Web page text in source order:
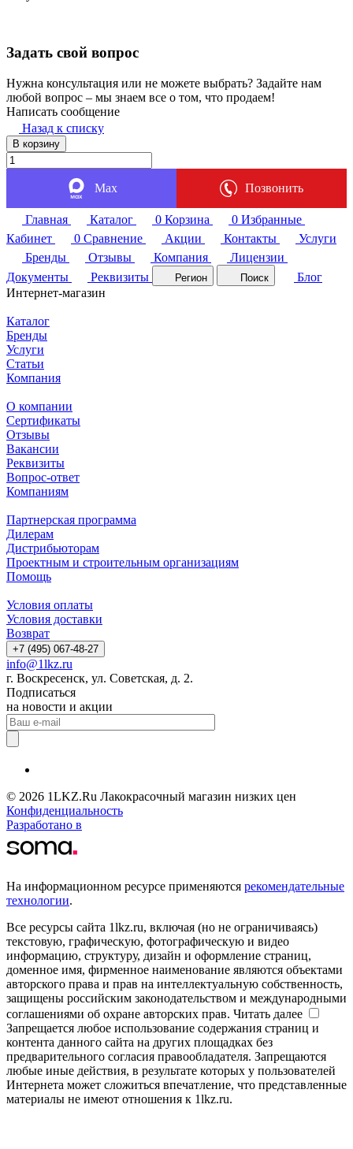
Задать свой вопрос
Нужна консультация или не можете выбрать? Задайте нам
любой вопрос – мы знаем все о том, что продаем!
Написать сообщение
Назад к списку
В корзину
Max Позвонить
Главная Каталог 0 Корзина 0 Избранные
Кабинет
0 Сравнение Акции Контакты
Услуги
Бренды
Отзывы Компания
Лицензии
Документы
Реквизиты Регион Поиск
Блог
Интернет-магазин
Каталог
Бренды
Услуги
Статьи
Компания
О компании
Сертификаты
Отзывы
Вакансии
Реквизиты
Вопрос-ответ
Компаниям
Партнерская программа
Дилерам
Дистрибьюторам
Проектным и строительным организациям
Помощь
Условия оплаты
Условия доставки
Возврат
+7 (495) 067-48-27
info@1lkz.ru
г. Воскресенск, ул. Советская, д. 2.
Подписаться
на новости и акции
© 2026 1LKZ.Ru Лакокрасочный магазин низких цен
Конфиденциальность
Разработано в
На информационном ресурсе применяются рекомендательные
технологии.
Все ресурсы сайта 1lkz.ru, включая (но не ограничиваясь)
текстовую, графическую, фотографическую и видео
информацию, структуру, дизайн и оформление страниц,
доменное имя, фирменное наименование являются объектами
авторского права и прав на интеллектуальную собственность,
защищены российским законодательством и международными
соглашениями об охране авторских прав. Читать далее
Запрещается любое использование содержания страниц и
контента данного сайта на других площадках без
предварительного согласия правообладателя. Запрещаются
любые иные действия, в результате которых у пользователей
Интернета может сложиться впечатление, что представленные
материалы не имеют отношения к 1lkz.ru.